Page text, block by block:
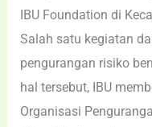
IBU Foundation di
Salah satu kegiatan
pengurangan risiko
hal tersebut, IBU
Organisasi